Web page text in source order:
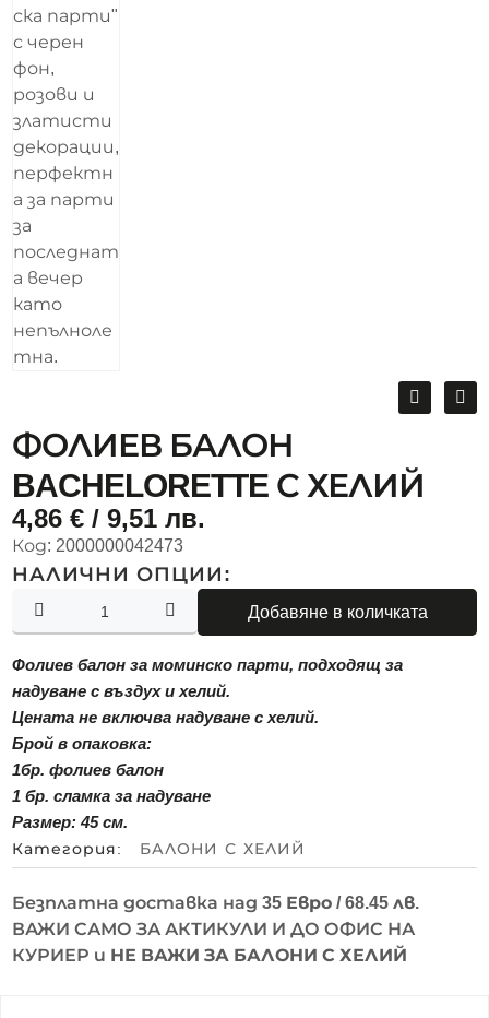
ФОЛИЕВ БАЛОН
BACHELORETTE С ХЕЛИЙ
4,86€ / 9,51 лв.
Код: 2000000042473
НАЛИЧНИ ОПЦИИ:
Добавяне в количката
Фолиев балон за моминско парти, подходящ за
надуване с въздух и хелий.
Цената не включва надуване с хелий.
Брой в опаковка:
1бр. фолиев балон
1 бр. сламка за надуване
Размер: 45 см.
Категория: БАЛОНИ С ХЕЛИЙ
Безплатна доставка над35 Евро / 68.45 лв.
ВАЖИ САМО ЗА АКТИКУЛИ И ДО ОФИС НА
КУРИЕР и НЕ ВАЖИ ЗА БАЛОНИ С ХЕЛИЙ